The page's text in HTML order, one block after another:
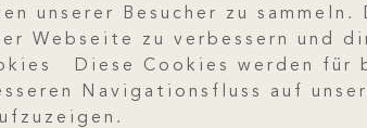
unserer Besucher zu
Webseite zu verbessern und
Diese Cookies werden für
Navigationsfluss auf